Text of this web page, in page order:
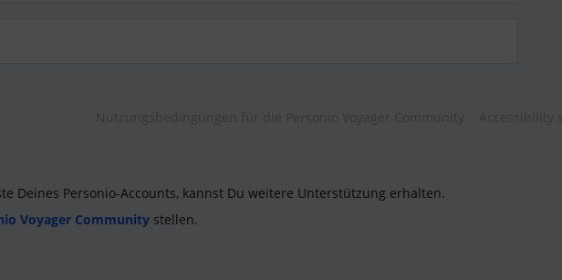
Deines Personio-Accounts, kannst Du weitere Unterstützung erhalten.
Voyager Community stellen.